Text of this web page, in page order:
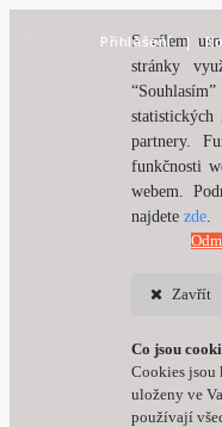
S cílem
stránky
partnery.
funkčnosti
webem.
najdetezde.
Zavřít
Co jsou
Cookies jsou
uloženy ve
používají
Přihlášení